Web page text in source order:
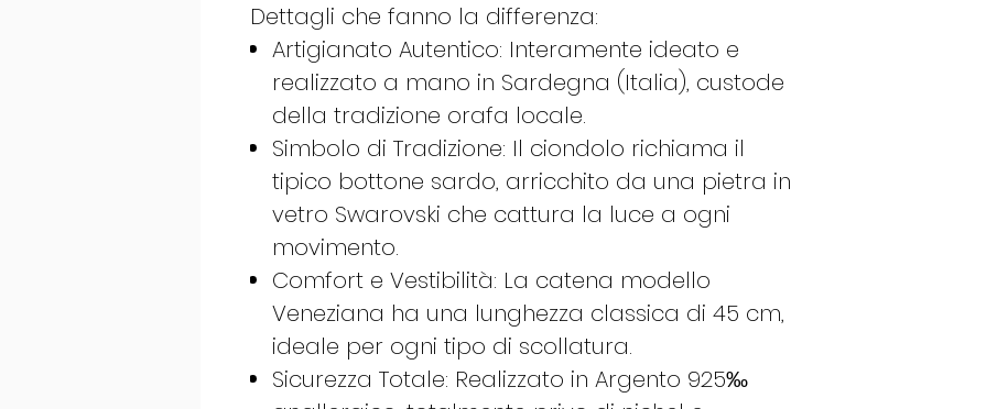
Dettagli che fanno la differenza:
Artigianato Autentico: Interamente ideato e
realizzato a mano in Sardegna (Italia), custode
della tradizione orafa locale.
Simbolo di Tradizione: Il ciondolo richiama il
tipico bottone sardo, arricchito da una pietra in
vetro Swarovski che cattura la luce a ogni
movimento.
Comfort e Vestibilità: La catena modello
Veneziana ha una lunghezza classica di 45 cm,
ideale per ogni tipo di scollatura.
Sicurezza Totale: Realizzato in Argento 925‰